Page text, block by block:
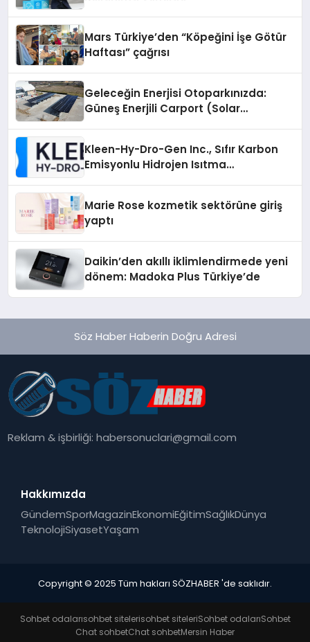
Mars Türkiye’den “Köpeğini İşe Götür
Haftası” çağrısı
Geleceğin Enerjisi Otoparkınızda:
Güneş Enerjili Carport (Solar
Kleen-Hy-Dro-Gen Inc., Sıfır Karbon
Emisyonlu Hidrojen Isıtma
Marie Rose kozmetik sektörüne giriş
yaptı
Daikin’den akıllı iklimlendirmede yeni
dönem: Madoka Plus Türkiye’de
Söz Haber Haberin Doğru Adresi
Reklam & işbirliği:habersonuclari@gmail.com
Hakkımızda
GündemSporMagazinEkonomiEğitimSağlıkDünya
TeknolojiSiyasetYaşam
Copyright © 2025 Tüm hakları SÖZHABER 'de saklıdır.
Sohbet odalarısohbet sitelerisohbet siteleriSohbet odalarıSohbet
Chat sohbetChat sohbetMersin Haber